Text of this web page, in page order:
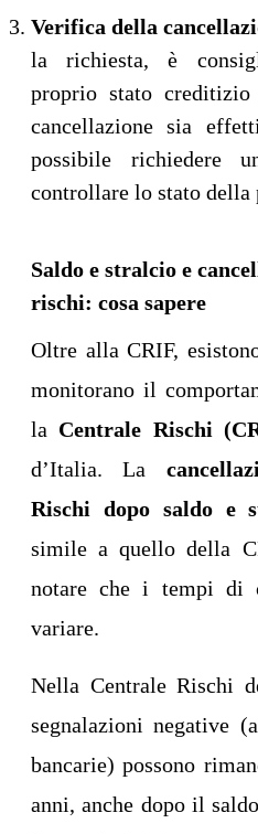
Verifica della
la richiesta, è
proprio stato
cancellazione sia
possibile richiedere
controllare lo stato della
Saldo e stralcio e
rischi: cosa sapere
Oltre alla CRIF,
monitorano il
la Centrale Rischi
d’Italia. La
Rischi dopo saldo e
simile a quello della
notare che i tempi di
variare.
Nella Centrale Rischi
segnalazioni negative
bancarie) possono
anni, anche dopo il